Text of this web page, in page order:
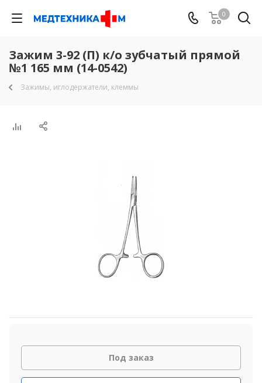
0
Зажим 3-92 (П) к/о зубчатый прямой
№1 165 мм (14-0542)
Зажимы, иглодержатели, клеммы
Под заказ